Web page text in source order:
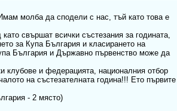
молба да сподели с нас, тъй като това е
свършат всички състезания за годината,
за Купа България и класирането на
България и Държавно първенство може да
клубове и федерацията, националния отбор
на състезателната година!!! Ето първите
- 2 място)